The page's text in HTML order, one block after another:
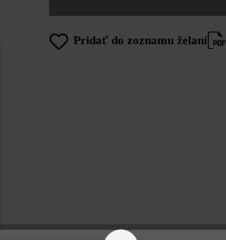
Pridať do zoznamu želaní